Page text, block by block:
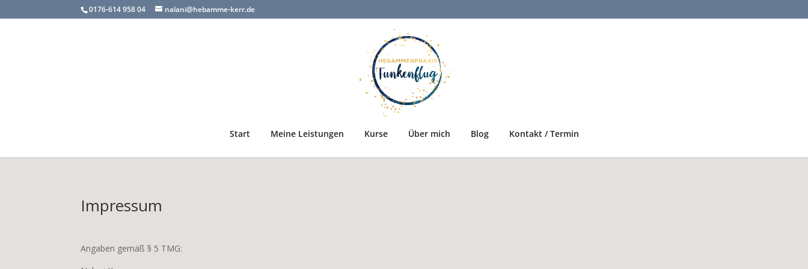
0176-614 958 04 nalani@hebamme-kerr.de
Start Meine Leistungen Kurse Über mich Blog Kontakt / Termin
Impressum
Angaben gemäß § 5 TMG: